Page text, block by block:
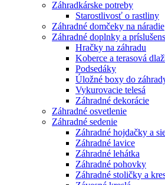
Záhradkárske potreby
Starostlivosť o rastliny
Záhradné domčeky na náradie
Záhradné doplnky a
Hračky na záhradu
Koberce a terasová
Podsedáky
Úložné boxy do
Vykurovacie telesá
Záhradné dekorácie
Záhradné osvetlenie
Záhradné sedenie
Záhradné hojdačky a
Záhradné lavice
Záhradné lehátka
Záhradné pohovky
Záhradné stoličky a